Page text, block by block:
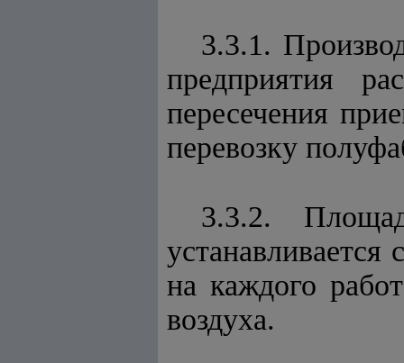
3.3.1.
предприятия
пересечения
перевозку
3.3.2.
устанавливается
на каждого
воздуха.